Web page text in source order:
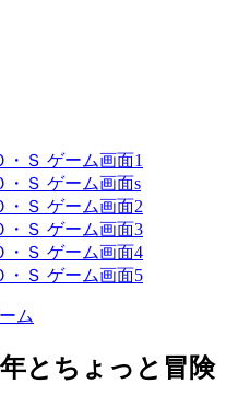
ム
とちょっと冒険